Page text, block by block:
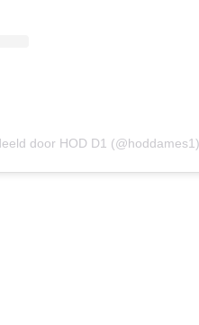
door HOD D1 (@hoddames1)